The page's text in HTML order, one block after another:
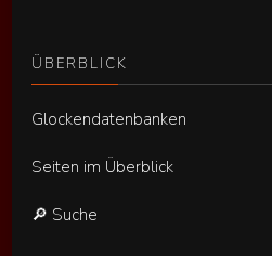
ÜBERBLICK
Glockendatenbanken
Seiten im Überblick
🔎 Suche